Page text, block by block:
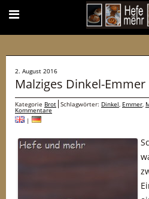
2. August 2016
Malziges Dinkel-Emmer
Kategorie Brot Schlagwörter: Dinkel, Emmer,
Kommentare
|